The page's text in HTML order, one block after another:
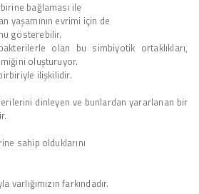
bağlaması ile
yaşamının evrimi için de
gösterebilir.
olan bu simbiyotik ortaklıkları,
oluşturuyor.
ilişkilidir.
dinleyen ve bunlardan yararlanan bir
sahip olduklarını
varlığımızın farkındadır.